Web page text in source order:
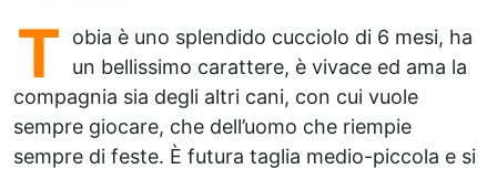
T
obia è uno splendido cucciolo di 6 mesi, ha
un bellissimo carattere, è vivace ed ama la
compagnia sia degli altri cani, con cui vuole
sempre giocare, che dell’uomo che riempie
sempre di feste. È futura taglia medio-piccola e si